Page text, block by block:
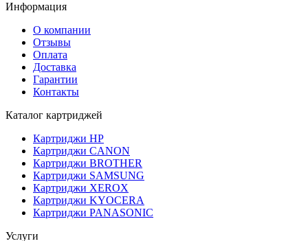
Информация
О компании
Отзывы
Оплата
Доставка
Гарантии
Контакты
Каталог картриджей
Картриджи HP
Картриджи CANON
Картриджи BROTHER
Картриджи SAMSUNG
Картриджи XEROX
Картриджи KYOCERA
Картриджи PANASONIC
Услуги